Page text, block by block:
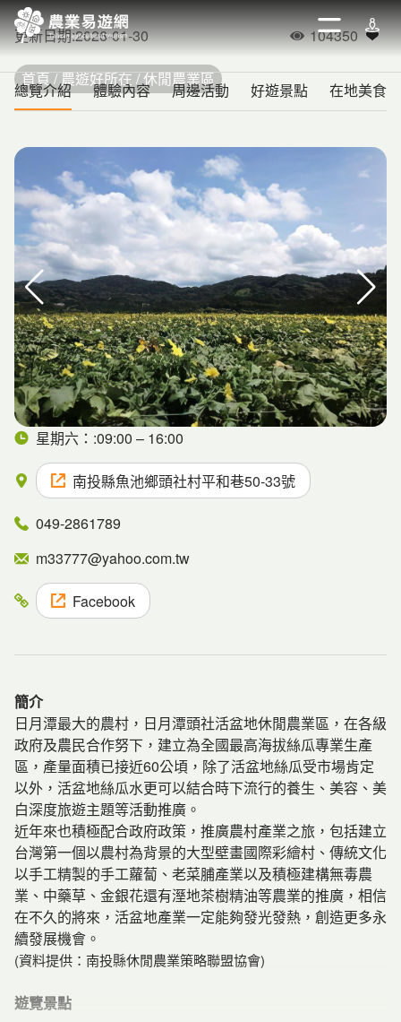
跳
到
主
要
開啟 週
首頁 農遊好所在 休閒農業區
更新日期:2026-01-30 人氣104350 加
總覽介紹 體驗內容 周邊活動 好遊景點 在地美食
日月潭頭社活盆地休閒農業區
星期六：:09:00 – 16:00
南投縣魚池鄉頭社村平和巷50-33號
049-2861789
m33777@yahoo.com.tw
Facebook
簡介
日月潭最大的農村，日月潭頭社活盆地休閒農業區，在各級
政府及農民合作努下，建立為全國最高海拔絲瓜專業生產
區，產量面積已接近60公頃，除了活盆地絲瓜受市場肯定
以外，活盆地絲瓜水更可以結合時下流行的養生、美容、美
白深度旅遊主題等活動推廣。
近年來也積極配合政府政策，推廣農村產業之旅，包括建立
台灣第一個以農村為背景的大型壁畫國際彩繪村、傳統文化
以手工精製的手工蘿蔔、老菜脯產業以及積極建構無毒農
業、中藥草、金銀花還有溼地茶樹精油等農業的推廣，相信
在不久的將來，活盆地產業一定能夠發光發熱，創造更多永
續發展機會。
(資料提供：南投縣休閒農業策略聯盟協會)
遊覽景點